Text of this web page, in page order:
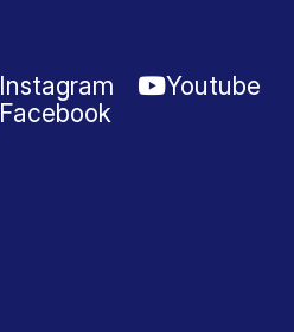
Instagram
Youtube
Facebook